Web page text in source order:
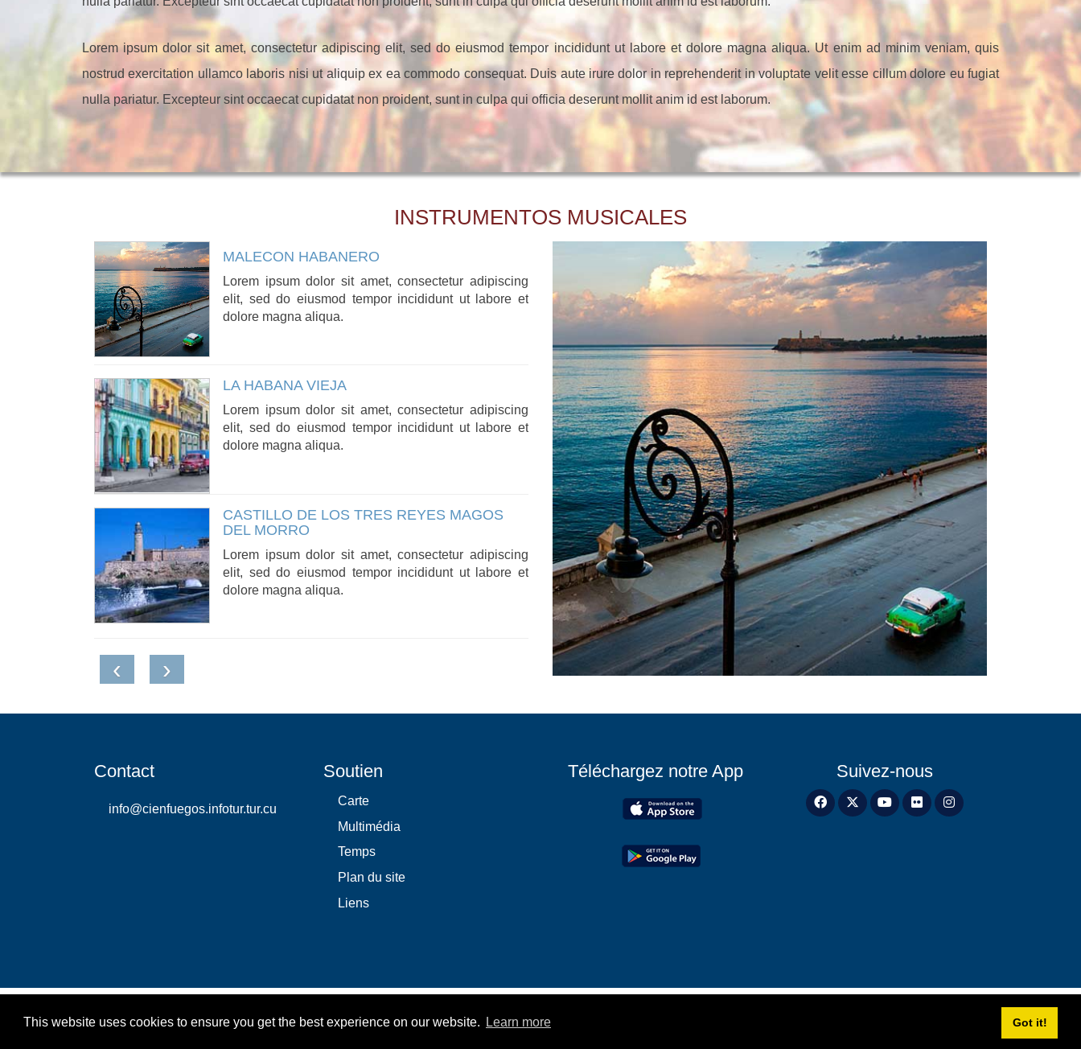
This website uses cookies to ensure you get the best experience on our website. Learn more Got it!
Lorem ipsum dolor sit amet, consectetur adipiscing elit, sed do eiusmod tempor incididunt ut labore et dolore magna aliqua. Ut enim ad minim veniam, quis
nostrud exercitation ullamco laboris nisi ut aliquip ex ea commodo consequat. Duis aute irure dolor in reprehenderit in voluptate velit esse cillum dolore eu fugiat
nulla pariatur. Excepteur sint occaecat cupidatat non proident, sunt in culpa qui officia deserunt mollit anim id est laborum.
INSTRUMENTOS MUSICALES
MALECON HABANERO
Lorem ipsum dolor sit amet, consectetur adipiscing
elit, sed do eiusmod tempor incididunt ut labore et
dolore magna aliqua.
LA HABANA VIEJA
Lorem ipsum dolor sit amet, consectetur adipiscing
elit, sed do eiusmod tempor incididunt ut labore et
dolore magna aliqua.
CASTILLO DE LOS TRES REYES MAGOS
DEL MORRO
Lorem ipsum dolor sit amet, consectetur adipiscing
elit, sed do eiusmod tempor incididunt ut labore et
dolore magna aliqua.
‹ ›
Contact
info@cienfuegos.infotur.tur.cu
Soutien
Carte
Multimédia
Temps
Plan du site
Liens
Téléchargez notre App Suivez-nous